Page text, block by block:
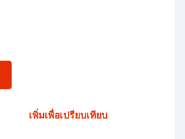
เพิ่มเพื่อเปรียบเทียบ